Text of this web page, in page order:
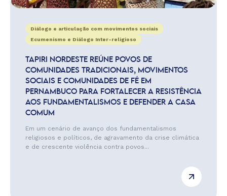
Diálogo e articulação com movimentos sociais
Ecumenismo e Diálogo Inter-religioso
TAPIRI NORDESTE REÚNE POVOS DE
COMUNIDADES TRADICIONAIS, MOVIMENTOS
SOCIAIS E COMUNIDADES DE FÉ EM
PERNAMBUCO PARA FORTALECER A RESISTÊNCIA
AOS FUNDAMENTALISMOS E DEFENDER A CASA
COMUM
Em um cenário de avanço dos fundamentalismos
religiosos e políticos, de agravamento da crise climática
e de crescente violência contra povos...